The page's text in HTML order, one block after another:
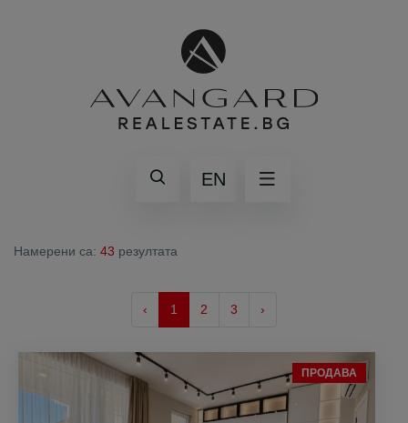
EN
Намерени са: 43 резултата
‹ 1 2 3 ›
ПРОДАВА